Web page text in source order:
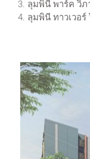
3. ลุมพินี พาร์ค วิภ
4. ลุมพินี ทาวเวอร์